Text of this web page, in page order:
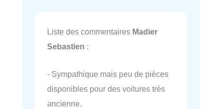
Liste des commentaires Madier
Sebastien :
- Sympathique mais peu de pièces
disponibles pour des voitures très
ancienne.